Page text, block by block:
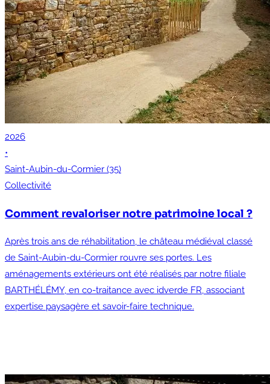
2026
•
Saint-Aubin-du-Cormier (35)
Collectivité
Comment revaloriser notre patrimoine local ?
Après trois ans de réhabilitation, le château médiéval classé
de Saint-Aubin-du-Cormier rouvre ses portes. Les
aménagements extérieurs ont été réalisés par notre filiale
BARTHÉLÉMY, en co-traitance avec idverde FR, associant
expertise paysagère et savoir-faire technique.